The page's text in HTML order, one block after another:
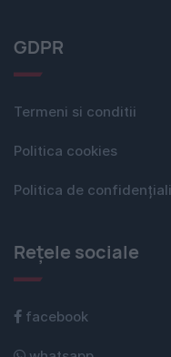
GDPR
Termeni si conditii
Politica cookies
Politica de
Rețele sociale
facebook